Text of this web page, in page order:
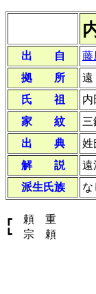
出 自
拠 所
氏 祖
家 紋
三
出 典
姓
解 説
遠
派生氏族
な
┏ 頼 重
┗ 宗 頼